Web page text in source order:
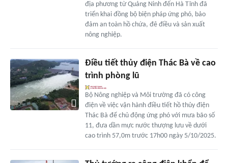
địa phương từ Quảng Ninh đến Hà Tĩnh đã
triển khai đồng bộ biện pháp ứng phó, bảo
đảm an toàn hồ chứa, đê điều và sản xuất
nông nghiệp.
Điều tiết thủy điện Thác Bà về cao
trình phòng lũ
Bộ Nông nghiệp và Môi trường đã có công
điện về việc vận hành điều tiết hồ thủy điện
Thác Bà để chủ động ứng phó với mưa bão số
11, đưa dần mực nước thượng lưu về dưới
cao trình 57,0m trước 17h00 ngày 5/10/2025.